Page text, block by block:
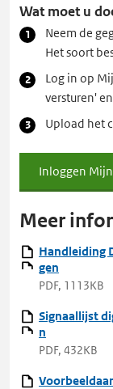
Wat moet u
Neem de
Het soort
Log in op
versturen'
Upload het
Inloggen
Mijn
Meer
Handleiding
gen
PDF, 1113KB
Signaallijst
n
PDF, 432KB